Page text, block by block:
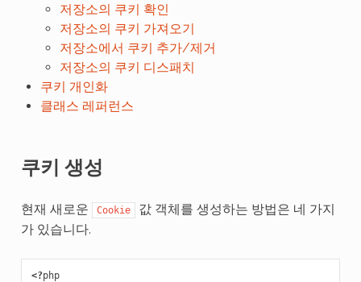
저장소의 쿠키 확인
저장소의 쿠키 가져오기
저장소에서 쿠키 추가/제거
저장소의 쿠키 디스패치
쿠키 개인화
클래스 레퍼런스
쿠키 생성
현재 새로운 Cookie
값 객체를 생성하는 방법은 네 가지
가 있습니다.
<?php